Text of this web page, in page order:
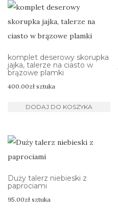
komplet deserowy skorupka
jajka, talerze na ciasto w
brązowe plamki
400.00zł sztuka
DODAJ DO KOSZYKA
Duży talerz niebieski z
paprociami
95.00zł sztuka